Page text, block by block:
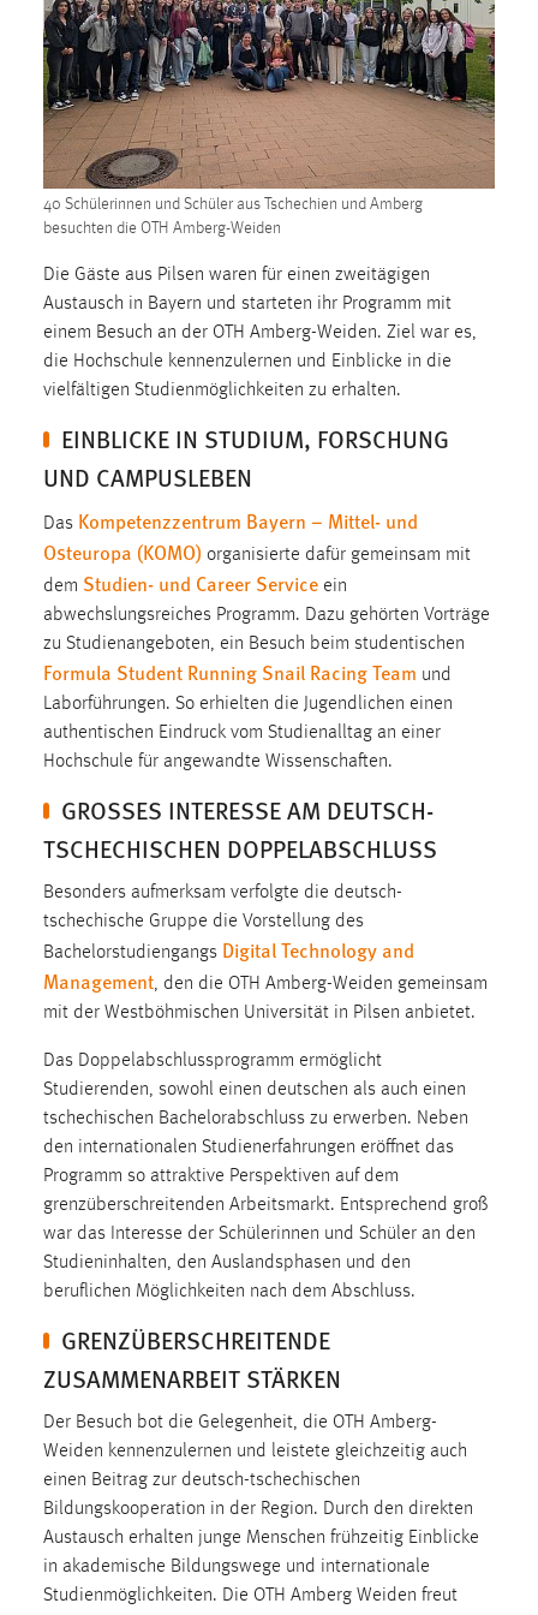
40 Schülerinnen und Schüler aus Tschechien und Amberg
besuchten die OTH Amberg-Weiden
Die Gäste aus Pilsen waren für einen zweitägigen
Austausch in Bayern und starteten ihr Programm mit
einem Besuch an der OTH Amberg-Weiden. Ziel war es,
die Hochschule kennenzulernen und Einblicke in die
vielfältigen Studienmöglichkeiten zu erhalten.
EINBLICKE IN STUDIUM, FORSCHUNG
UND CAMPUSLEBEN
Das Kompetenzzentrum Bayern – Mittel- und
Osteuropa (KOMO) organisierte dafür gemeinsam mit
dem Studien- und Career Service ein
abwechslungsreiches Programm. Dazu gehörten Vorträge
zu Studienangeboten, ein Besuch beim studentischen
Formula Student Running Snail Racing Team und
Laborführungen. So erhielten die Jugendlichen einen
authentischen Eindruck vom Studienalltag an einer
Hochschule für angewandte Wissenschaften.
GROSSES INTERESSE AM DEUTSCH-T
SCHECHISCHEN DOPPELABSCHLUSS
Besonders aufmerksam verfolgte die deutsch-
tschechische Gruppe die Vorstellung des
Bachelorstudiengangs Digital Technology and
Management, den die OTH Amberg-Weiden gemeinsam
mit der Westböhmischen Universität in Pilsen anbietet.
Das Doppelabschlussprogramm ermöglicht
Studierenden, sowohl einen deutschen als auch einen
tschechischen Bachelorabschluss zu erwerben. Neben
den internationalen Studienerfahrungen eröffnet das
Programm so attraktive Perspektiven auf dem
grenzüberschreitenden Arbeitsmarkt. Entsprechend groß
war das Interesse der Schülerinnen und Schüler an den
Studieninhalten, den Auslandsphasen und den
beruflichen Möglichkeiten nach dem Abschluss.
GRENZÜBERSCHREITENDE
ZUSAMMENARBEIT STÄRKEN
Der Besuch bot die Gelegenheit, die OTH Amberg-
Weiden kennenzulernen und leistete gleichzeitig auch
einen Beitrag zur deutsch-tschechischen
Bildungskooperation in der Region. Durch den direkten
Austausch erhalten junge Menschen frühzeitig Einblicke
in akademische Bildungswege und internationale
Studienmöglichkeiten. Die OTH Amberg Weiden freut
1 Jahr
Performance
Name:
staticfilecache
Zweck:
Für performante Seitenauslieferung wird in diesem Cookie
Sprachpräferenz
Name:
site-language-preference
Zweck:
Das Cookie speichert die gewählte Sprache der Website.
Cookie Laufzeit:
30 Tage
Chat
Name:
chat-frame-style-5e9dbeb1811c0446
Zweck:
MibewSessionID, mibew-chat-frame-style-
5e9dbeb1811c0446 = Sitzungslaufzeit, mibew_locale = 3
Login
fe_user, be_user, be_lastLoginProvider
Zweck:
Dieser Cookie ist notwendig um sich an der Website
einloggen zu können.
Cookie Laufzeit:
Statistik Cookies erfassen Informationen anonym.
Diese Informationen helfen uns zu verstehen, wie
unsere Besucher unsere Website nutzen.
Matomo
Name:
_pk_ref, _pk_cvar, _pk_id, _pk_ses
Zweck: